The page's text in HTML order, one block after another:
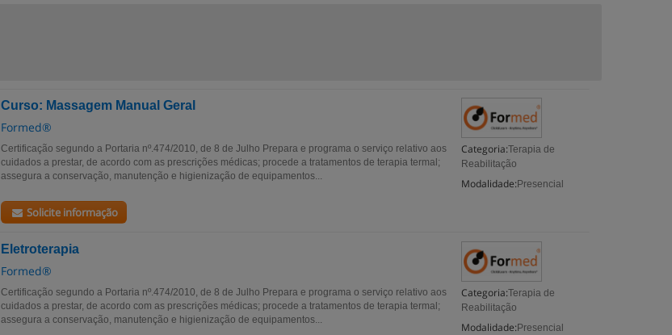
Curso: Massagem Manual Geral
Formed®
Categoria:Terapia de
Reabilitação
Modalidade: Presencial
Certificação segundo a Portaria nº.474/2010, de 8 de Julho Prepara e programa o serviço relativo aos
cuidados a prestar, de acordo com as prescrições médicas; procede a tratamentos de terapia termal;
assegura a conservação, manutenção e higienização de equipamentos...
Solicite informação
Eletroterapia
Formed®
Categoria:Terapia de
Reabilitação
Modalidade: Presencial
Certificação segundo a Portaria nº.474/2010, de 8 de Julho Prepara e programa o serviço relativo aos
cuidados a prestar, de acordo com as prescrições médicas; procede a tratamentos de terapia termal;
assegura a conservação, manutenção e higienização de equipamentos...